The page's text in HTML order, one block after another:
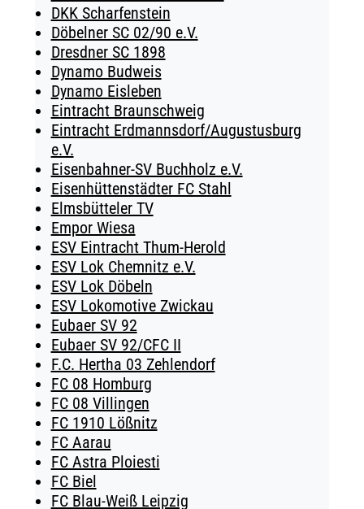
DKK Scharfenstein
Döbelner SC 02/90 e.V.
Dresdner SC 1898
Dynamo Budweis
Dynamo Eisleben
Eintracht Braunschweig
Eintracht Erdmannsdorf/Augustusburg
e.V.
Eisenbahner-SV Buchholz e.V.
Eisenhüttenstädter FC Stahl
Elmsbütteler TV
Empor Wiesa
ESV Eintracht Thum-Herold
ESV Lok Chemnitz e.V.
ESV Lok Döbeln
ESV Lokomotive Zwickau
Eubaer SV 92
Eubaer SV 92/CFC II
F.C. Hertha 03 Zehlendorf
FC 08 Homburg
FC 08 Villingen
FC 1910 Lößnitz
FC Aarau
FC Astra Ploiesti
FC Biel
FC Blau-Weiß Leipzig